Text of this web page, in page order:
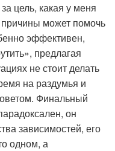
цель, какая у меня
может помочь
эффективен,
предлагая
не стоит делать
на раздумья и
Финальный
он
зависимостей, его
одном, а